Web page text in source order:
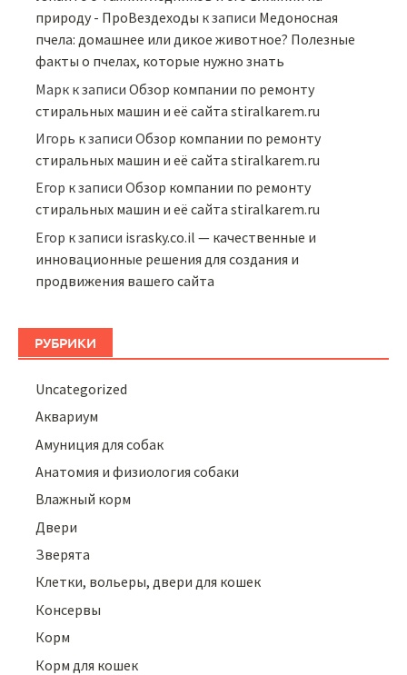
природу - ПроВездеходы к записи Медоносная
пчела: домашнее или дикое животное? Полезные
факты о пчелах, которые нужно знать
Марк к записиОбзор компании по ремонту
стиральных машин и её сайта stiralkarem.ru
Игорь к записиОбзор компании по ремонту
стиральных машин и её сайта stiralkarem.ru
Егор к записиОбзор компании по ремонту
стиральных машин и её сайта stiralkarem.ru
Егор к записи israsky.co.il — качественные и
инновационные решения для создания и
продвижения вашего сайта
РУБРИКИ
Uncategorized
Аквариум
Амуниция для собак
Анатомия и физиология собаки
Влажный корм
Двери
Зверята
Клетки, вольеры, двери для кошек
Консервы
Корм
Корм для кошек